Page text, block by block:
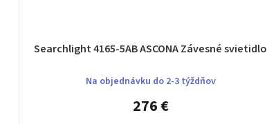
Searchlight 4165-5AB ASCONA Závesné svietidlo
Na objednávku do 2-3 týždňov
276 €